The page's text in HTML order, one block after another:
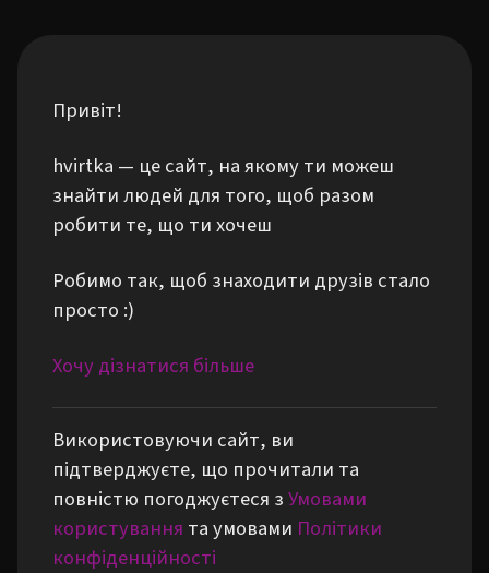
Привіт!
hvirtka — це сайт, на якому ти можеш
знайти людей для того, щоб разом
робити те, що ти хочеш
Робимо так, щоб знаходити друзів стало
просто :)
Хочу дізнатися більше
Використовуючи сайт, ви
підтверджуєте, що прочитали та
повністю погоджуєтеся зУмовами
користування та умовами Політики
конфіденційності